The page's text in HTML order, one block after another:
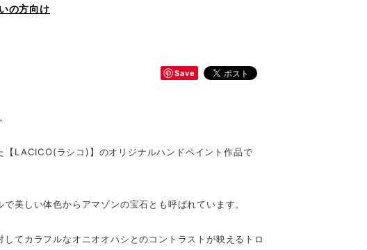
の方向け
Save
LACICO(ラシコ)】のオリジナルハンドペイント作品で
美しい体色からアマゾンの宝石とも呼ばれています。
てカラフルなオニオオハシとのコントラストが映えるトロ